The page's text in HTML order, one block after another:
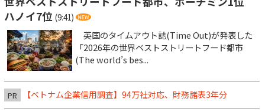
ハノイ7位 (9:41)
英国のタイムアウト誌(Time Out)が発表した
「2026年の世界ベストストリートフード都市
(The world’s bes...
PR 【ベトナム企業信用調査】94万社対応、財務諸表3年分